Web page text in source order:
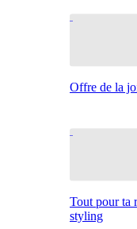
Offre de la
Tout pour ta
styling